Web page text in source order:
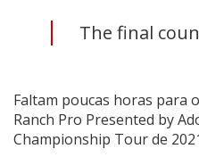
The final
Faltam poucas horas para
Ranch Pro Presented by
Championship Tour de